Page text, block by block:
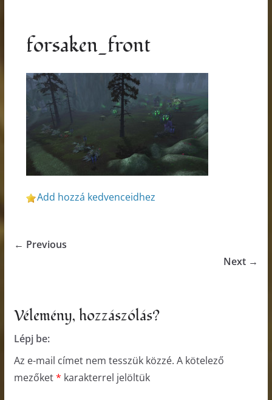
forsaken_front
Add hozzá kedvenceidhez
← Previous
Next →
Vélemény, hozzászólás?
Lépj be:
Az e-mail címet nem tesszük közzé. A kötelező
mezőket* karakterrel jelöltük